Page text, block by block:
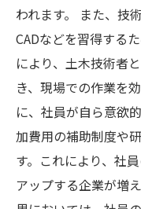
われます。 また、技
CADなどを習得する
により、土木技術者
き、現場での作業を
に、社員が自ら意欲
加費用の補助制度や
す。これにより、社
アップする企業が増